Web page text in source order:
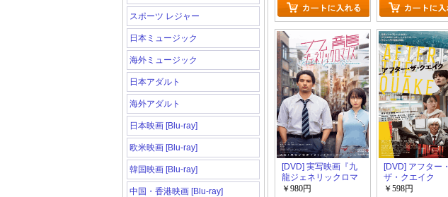
スポーツ レジャー
日本ミュージック
海外ミュージック
日本アダルト
海外アダルト
日本映画 [Blu-ray]
欧米映画 [Blu-ray]
韓国映画 [Blu-ray]
中国・香港映画 [Blu-ray]
[DVD] 実写映画『九
龍ジェネリックロマ
ンス』
￥980円
[DVD] アフター・
ザ・クエイク
￥598円